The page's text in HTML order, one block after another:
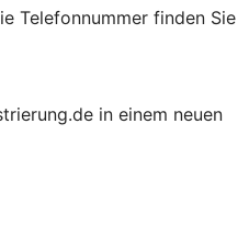
Telefonnummer finden Sie
in einem neuen